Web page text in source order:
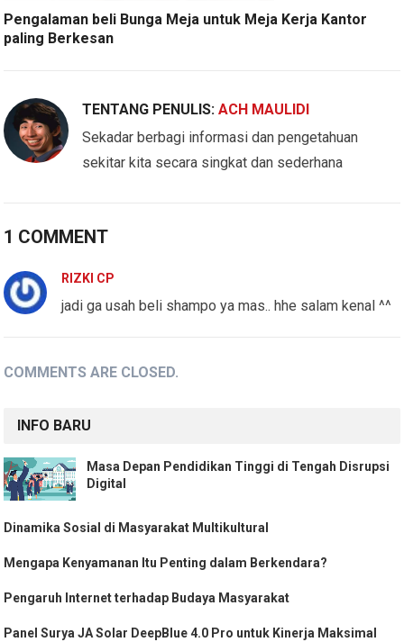
Pengalaman beli Bunga Meja untuk Meja Kerja Kantor
paling Berkesan
TENTANG PENULIS:ACH MAULIDI
Sekadar berbagi informasi dan pengetahuan
sekitar kita secara singkat dan sederhana
1 COMMENT
RIZKI CP
jadi ga usah beli shampo ya mas.. hhe salam kenal ^^
COMMENTS ARE CLOSED.
INFO BARU
Masa Depan Pendidikan Tinggi di Tengah Disrupsi
Digital
Dinamika Sosial di Masyarakat Multikultural
Mengapa Kenyamanan Itu Penting dalam Berkendara?
Pengaruh Internet terhadap Budaya Masyarakat
Panel Surya JA Solar DeepBlue 4.0 Pro untuk Kinerja Maksimal